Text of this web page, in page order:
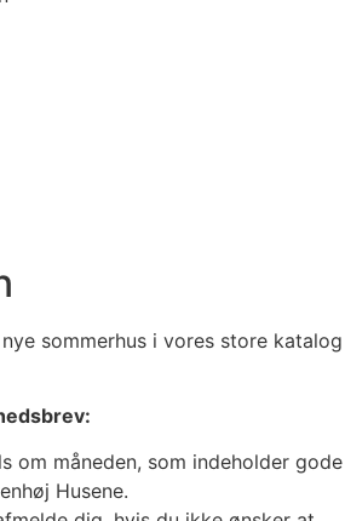
sommerhus i vores store katalog
om måneden, som indeholder gode
Husene.